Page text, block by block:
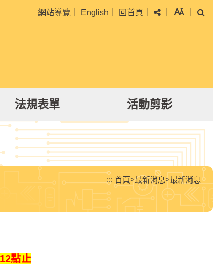
::: 網站導覽 English 回首頁 分享 字級
法規表單 活動剪影
::: 首頁>最新消息>最新消息
點止